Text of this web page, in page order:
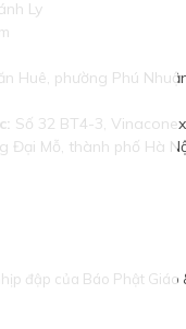
Ly
Huê, phường Phú
Số 32 BT4-3,
Đại Mỗ, thành phố Hà
đập của Báo Phật Giáo